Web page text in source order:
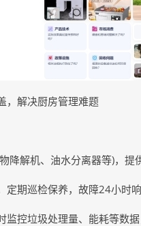
，解决厨房管理难题
降解机、油水分离器等)，提
期巡检保养，故障24小时
控垃圾处理量、能耗等数